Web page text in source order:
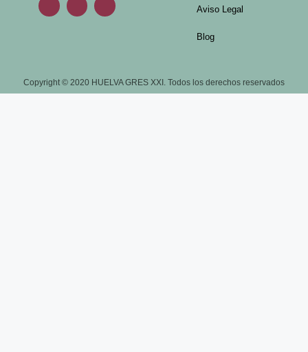
Aviso Legal
Blog
Copyright © 2020 HUELVA GRES XXI. Todos los derechos reservados